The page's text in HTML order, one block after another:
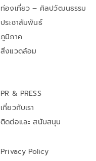
ท่องเที่ยว – ศิลปวัฒนธรรม
ประชาสัมพันธ์
ภูมิภาค
สิ่งแวดล้อม
PR & PRESS
เกี่ยวกับเรา
ติดต่อและ สนับสนุน
Privacy Policy